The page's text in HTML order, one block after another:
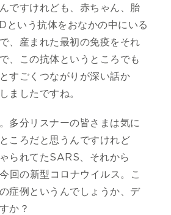
ですけれども、赤ちゃん、胎
という抗体をおなかの中にいる
、産まれた最初の免疫をそれ
、この抗体というところでも
すごくつながりが深い話か
ましたですね。
多分リスナーの皆さまは気に
ころだと思うんですけれど
られてたSARS、それから
回の新型コロナウイルス。こ
症例というんでしょうか、デ
か？